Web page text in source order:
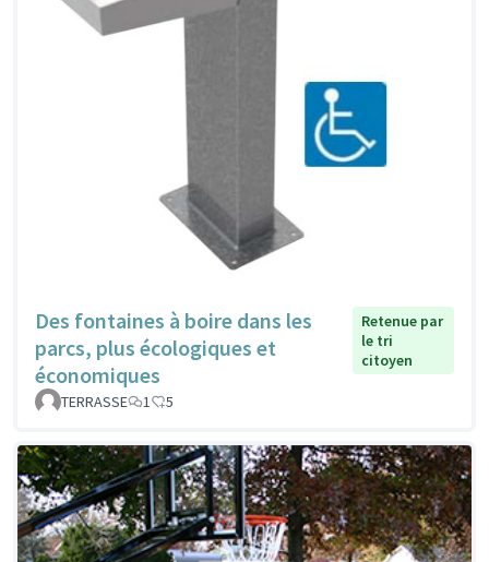
Des fontaines à boire dans les
parcs, plus écologiques et
économiques
Retenue par
le tri
citoyen
TERRASSE 1 5